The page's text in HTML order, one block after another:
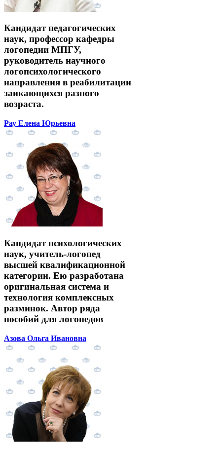
Кандидат педагогических
наук, профессор кафедры
логопедии МПГУ,
руководитель научного
логопсихологического
направления в реабилитации
заикающихся разного
возраста.
Рау Елена Юрьевна
Кандидат психологических
наук, учитель-логопед
высшей квалификационной
категории. Ею разработана
оригинальная система и
технология комплексных
разминок. Автор ряда
пособий для логопедов
Азова Ольга Ивановна